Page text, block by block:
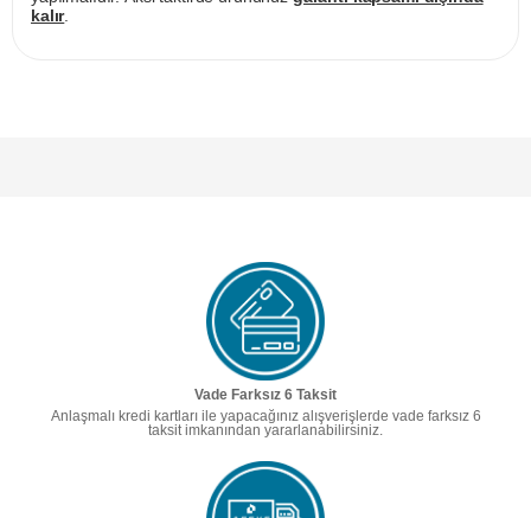
kalır.
Vade Farksız 6 Taksit
Anlaşmalı kredi kartları ile yapacağınız alışverişlerde vade farksız 6
taksit imkanından yararlanabilirsiniz.